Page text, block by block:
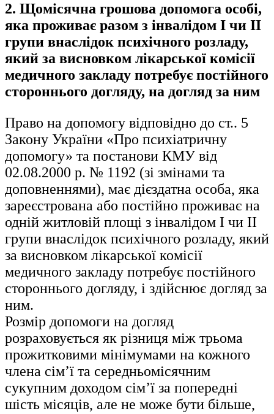
2. Щомісячна грошова допомога особі,
яка проживає разом з інвалідом І чи ІІ
групи внаслідок психічного розладу,
який за висновком лікарської комісії
медичного закладу потребує постійного
стороннього догляду, на догляд за ним
Право на допомогу відповідно до ст.. 5
Закону України «Про психіатричну
допомогу» та постанови КМУ від
02.08.2000 р. № 1192 (зі змінами та
доповненнями), має дієздатна особа, яка
зареєстрована або постійно проживає на
одній житловій площі з інвалідом I чи II
групи внаслідок психічного розладу, який
за висновком лікарської комісії
медичного закладу потребує постійного
стороннього догляду, і здійснює догляд за
ним.
Розмір допомоги на догляд
розраховується як різниця між трьома
прожитковими мінімумами на кожного
члена сім’ї та середньомісячним
сукупним доходом сім’ї за попередні
шість місяців, але не може бути більше,